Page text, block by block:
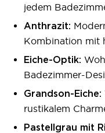
jedem
Anthrazit:
Kombination mit
Eiche-Optik:
Badezimmer-
Grandson-Eiche:
rustikalem
Pastellgrau mit